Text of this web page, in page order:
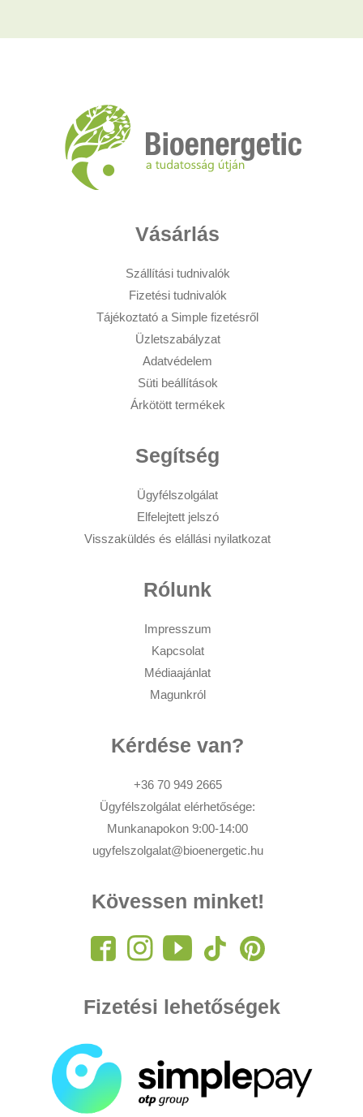
Vásárlás
Szállítási tudnivalók
Fizetési tudnivalók
Tájékoztató a Simple fizetésről
Üzletszabályzat
Adatvédelem
Süti beállítások
Árkötött termékek
Segítség
Ügyfélszolgálat
Elfelejtett jelszó
Visszaküldés és elállási nyilatkozat
Rólunk
Impresszum
Kapcsolat
Médiaajánlat
Magunkról
Kérdése van?
+36 70 949 2665
Ügyfélszolgálat elérhetősége:
Munkanapokon 9:00-14:00
ugyfelszolgalat@bioenergetic.hu
Kövessen minket!
Fizetési lehetőségek